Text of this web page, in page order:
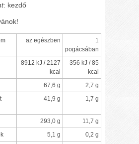
: kezdő
az egészben
1
pogácsában
8912 kJ / 2127
kcal
356 kJ / 85
kcal
67,6 g
2,7 g
41,9 g 1,7 g
293,0 g
11,7 g
5,1 g
0,2 g